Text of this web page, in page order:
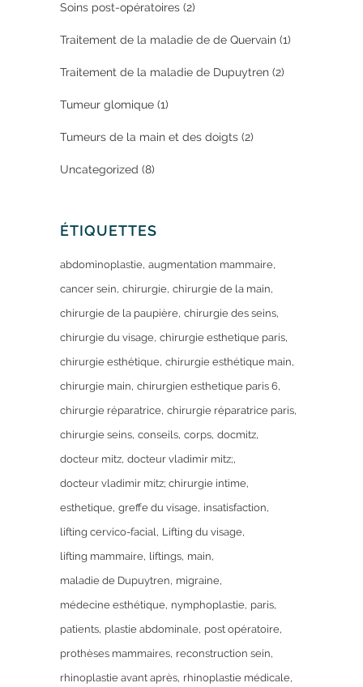
Soins post-opératoires (2)
Traitement de la maladie de de Quervain (1)
Traitement de la maladie de Dupuytren (2)
Tumeur glomique (1)
Tumeurs de la main et des doigts (2)
Uncategorized (8)
ÉTIQUETTES
abdominoplastie augmentation mammaire
cancer sein chirurgie chirurgie de la main
chirurgie de la paupière chirurgie des seins
chirurgie du visage chirurgie esthetique paris
chirurgie esthétique chirurgie esthétique main
chirurgie main chirurgien esthetique paris 6
chirurgie réparatrice chirurgie réparatrice paris
chirurgie seins conseils corps docmitz
docteur mitz docteur vladimir mitz;
docteur vladimir mitz; chirurgie intime
esthetique greffe du visage insatisfaction
lifting cervico-facial Lifting du visage
lifting mammaire liftings main
maladie de Dupuytren migraine
médecine esthétique nymphoplastie paris
patients plastie abdominale post opératoire
prothèses mammaires reconstruction sein
rhinoplastie avant après rhinoplastie médicale